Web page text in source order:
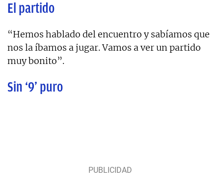
El partido
“Hemos hablado del encuentro y sabíamos que
nos la íbamos a jugar. Vamos a ver un partido
muy bonito”.
Sin ‘9’ puro